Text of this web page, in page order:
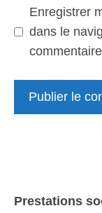
Enregistrer
dans le
Prestations